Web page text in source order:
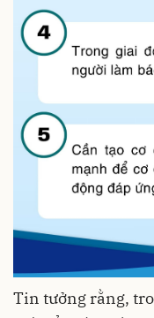
Tin tưởng rằng,